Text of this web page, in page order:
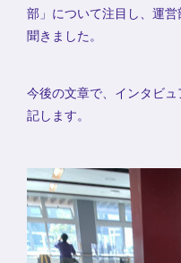
部」について注目し、運
聞きました。
今後の文章で、インタ
記します。